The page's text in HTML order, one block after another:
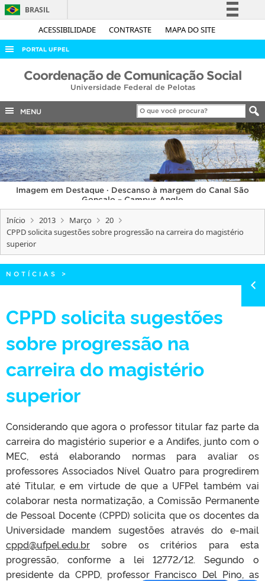
ACESSIBILIDADE CONTRASTE MAPA DO SITE
BRASIL
Simplifique!
Acesso à informação
Legislação
Canais
PORTAL UFPEL
ACESSO À INFORMAÇÃO
COBALTO
CONCURSOS
EDITAIS
INTERNACIONAL
OUVIDORIA
PORTARIAS
TELEFONES
Coordenação de Comunicação Social
Universidade Federal de Pelotas
MENU
Imagem em Destaque · Descanso à margem do Canal São
Gonçalo – Campus Anglo
Início 2013 Março
20
CPPD solicita sugestões sobre progressão na carreira do magistério
superior
NOTÍCIAS >
CPPD solicita sugestões
sobre progressão na
carreira do magistério
superior
Considerando que agora o professor titular faz parte da
carreira do magistério superior e a Andifes, junto com o
MEC, está elaborando normas para avaliar os
professores Associados Nível Quatro para progredirem
até Titular, e em virtude de que a UFPel também vai
colaborar nesta normatização, a Comissão Permanente
de Pessoal Docente (CPPD) solicita que os docentes da
Universidade mandem sugestões através do e-mail
cppd@ufpel.edu.br sobre os critérios para esta
progressão, conforme a lei 12772/12. Segundo o
presidente da CPPD, professor Francisco Del Pino, as